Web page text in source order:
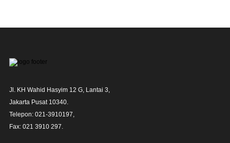
Jl. KH Wahid Hasyim 12 G, Lantai 3,
Jakarta Pusat 10340.
Telepon: 021-3910197,
Fax: 021 3910 297.